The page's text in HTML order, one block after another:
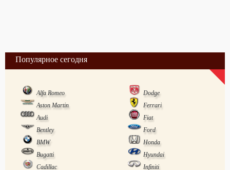
Популярное сегодня
Alfa Romeo
Dodge
Aston Martin
Ferrari
Audi
Fiat
Bentley
Ford
BMW
Honda
Bugatti
Hyundai
Cadillac
Infiniti